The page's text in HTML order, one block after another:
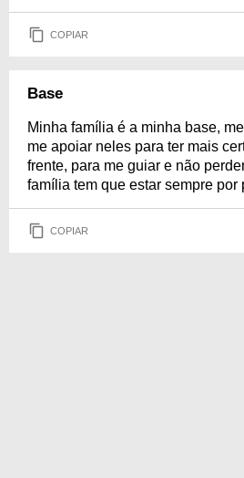
COPIAR
Base
Minha família é a minha base,
me apoiar neles para ter mais
frente, para me guiar e não
família tem que estar sempre por
COPIAR